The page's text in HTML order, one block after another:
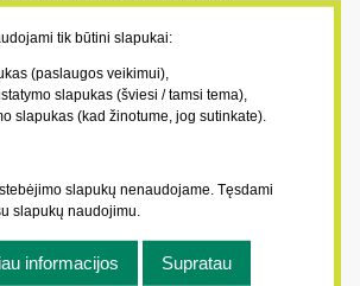
tik būtini slapukai:
(paslaugos veikimui),
slapukas (šviesi / tamsi tema),
slapukas (kad žinotume, jog sutinkate).
slapukų nenaudojame. Tęsdami
slapukų naudojimu.
informacijos Supratau